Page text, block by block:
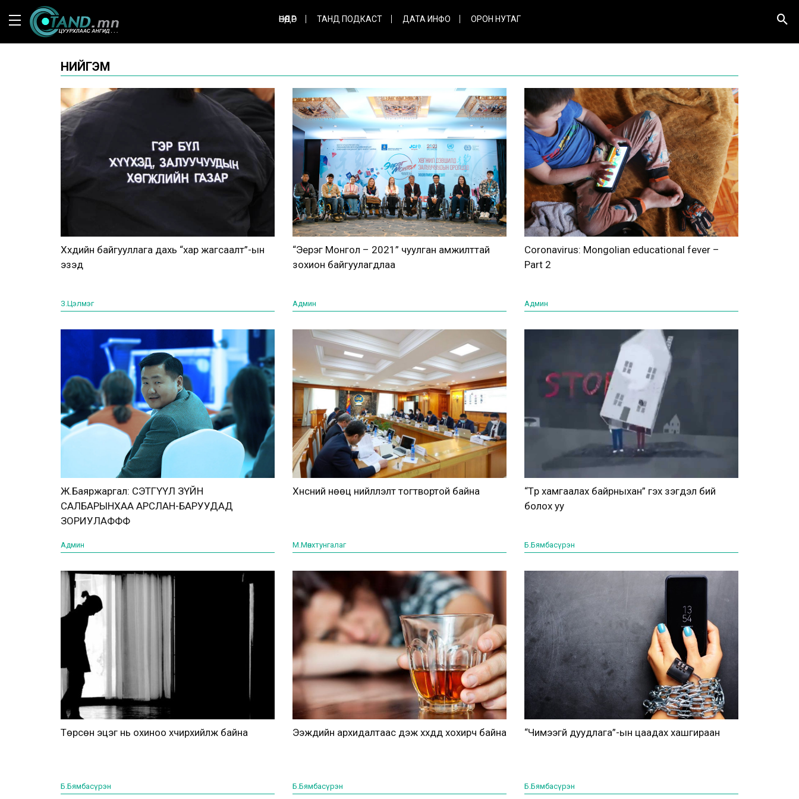
ӨНӨӨДӨР ТАНД ПОДКАСТ ДАТА ИНФО ОРОН НУТАГ
НИЙГЭМ
Хүүхдийн байгууллага дахь “хар жагсаалт”-ын
эзэд
З.Цэлмэг
“Эерэг Монгол – 2021” чуулган амжилттай
зохион байгуулагдлаа
Админ
Coronavirus: Mongolian educational fever –
Part 2
Админ
Ж.Баяржаргал: СЭТГҮҮЛ ЗҮЙН
САЛБАРЫНХАА АРСЛАН-БАРУУДАД
ЗОРИУЛАФФФ
Админ
Хүнсний нөөц нийлүүлэлт тогтвортой байна
М.Мөнхтунгалаг
“Түр хамгаалах байрныхан” гэх үзэгдэл бий
болох уу
Б.Бямбасүрэн
Төрсөн эцэг нь охиноо хүчирхийлж байна
Б.Бямбасүрэн
Ээжүүдийн архидалтаас үүдэж хүүхдүүд хохирч байна
Б.Бямбасүрэн
“Чимээгүй дуудлага”-ын цаадах хашгираан
Б.Бямбасүрэн